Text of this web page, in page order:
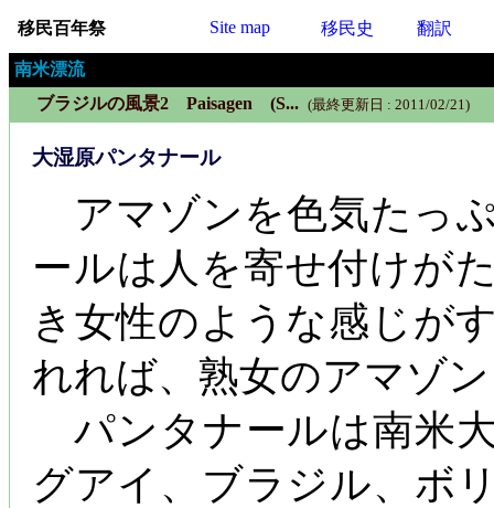
移民百年祭 Site map 移民史 翻訳
南米漂流
ブラジルの風景2 Paisagen (S... (最終更新日 : 2011/02/21)
大湿原パンタナール
アマゾンを色気たっ
ールは人を寄せ付けが
き女性のような感じが
れれば、熟女のアマゾ
パンタナールは南米
グアイ、ブラジル、ボ